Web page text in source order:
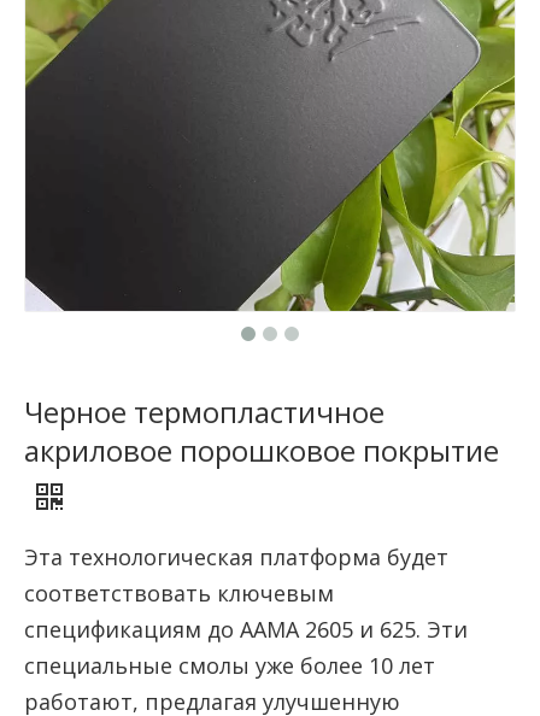
Черное термопластичное
акриловое порошковое покрытие
Эта технологическая платформа будет
соответствовать ключевым
спецификациям до AAMA 2605 и 625. Эти
специальные смолы уже более 10 лет
работают, предлагая улучшенную